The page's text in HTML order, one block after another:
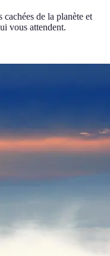
de la planète et
vous attendent.